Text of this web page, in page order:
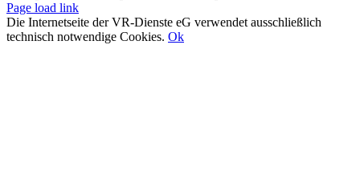
Page load link
Die Internetseite der VR-Dienste eG verwendet ausschließlich
technisch notwendige Cookies. Ok